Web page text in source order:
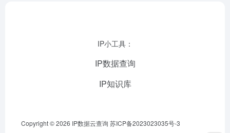
IP小工具：
IP数据查询
IP知识库
Copyright © 2026 IP数据云查询 苏ICP备2023023035号-3